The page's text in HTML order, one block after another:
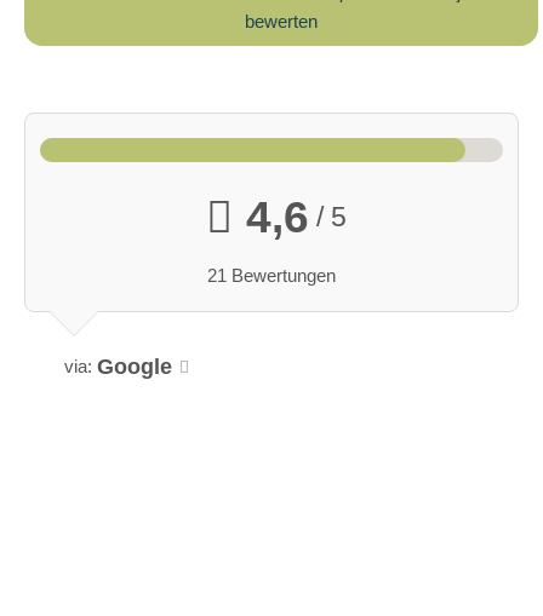
bewerten
4,6 / 5
21 Bewertungen
via: Google